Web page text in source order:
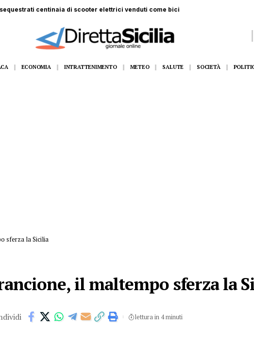
ferito a Monte Pellegrino: trasportato a Villa Sofia
ECONOMIA INTRATTENIMENTO METEO SALUTE SOCIETÀ
sferza la Sicilia
il maltempo sferza la
lettura in 4 minuti